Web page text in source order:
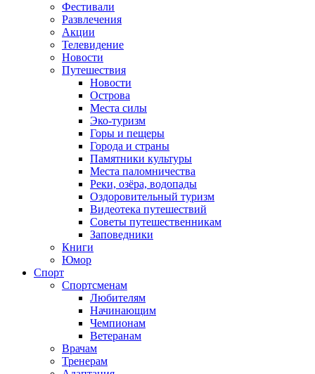
Фестивали
Развлечения
Акции
Телевидение
Новости
Путешествия
Новости
Острова
Места силы
Эко-туризм
Горы и пещеры
Города и страны
Памятники культуры
Места паломничества
Реки, озёра, водопады
Оздоровительный туризм
Видеотека путешествий
Советы путешественникам
Заповедники
Книги
Юмор
Спорт
Спортсменам
Любителям
Начинающим
Чемпионам
Ветеранам
Врачам
Тренерам